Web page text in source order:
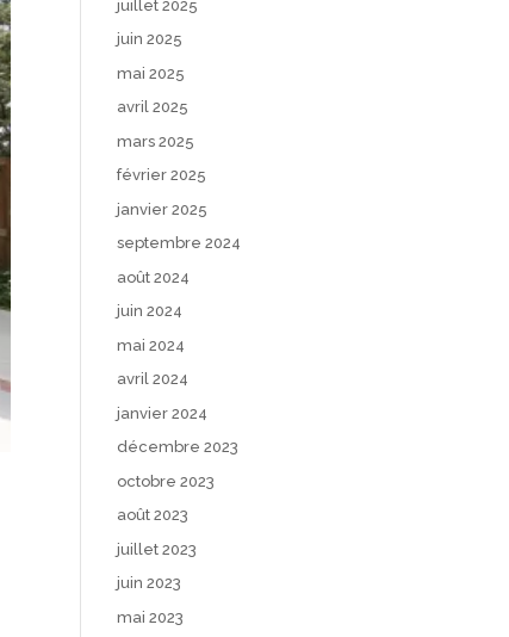
juillet 2025
juin 2025
mai 2025
avril 2025
mars 2025
février 2025
janvier 2025
septembre 2024
août 2024
juin 2024
mai 2024
avril 2024
janvier 2024
décembre 2023
octobre 2023
août 2023
juillet 2023
juin 2023
mai 2023